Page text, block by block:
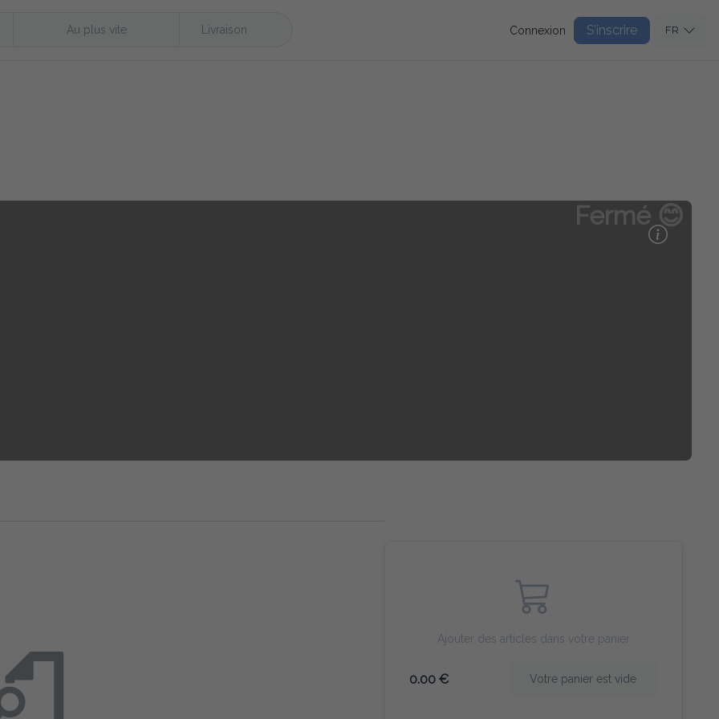
Au plus vite Livraison Connexion S’inscrire FR
Fermé 😊
Ajouter des articles dans votre panier
0.00 € Votre panier est vide